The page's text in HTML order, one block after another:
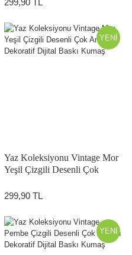
299,90 TL
YENİ
Yaz Koleksiyonu Vintage Mor
Yeşil Çizgili Desenli Çok
Kumaş
299,90 TL
YENİ